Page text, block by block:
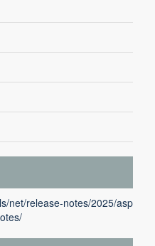
net/release-notes/2025/asp